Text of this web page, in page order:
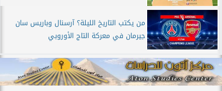
من يكتب التاريخ الليلة؟ آرسنال وباريس سان
جيرمان في معركة التاج الأوروبي